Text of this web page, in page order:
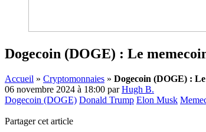
Dogecoin (DOGE) : Le
Accueil » Cryptomonnaies » Dogecoin (DOGE) :
06 novembre 2024 à 18:00 parHugh B.
Dogecoin (DOGE) Donald Trump Elon Musk
Partager cet article